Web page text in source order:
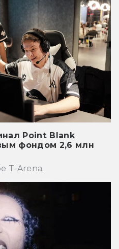
Point Blank
фондом 2,6 млн
T-Arena.